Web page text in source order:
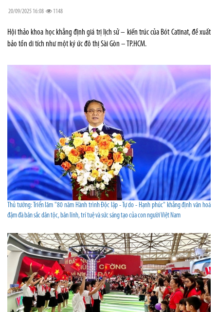
20/09/2025 16:08 1148
Hội thảo khoa học khẳng định giá trị lịch sử – kiến trúc của Bót Catinat, đề xuất
bảo tồn di tích như một ký ức đô thị Sài Gòn – TP.HCM.
Thủ tướng: Triển lãm "80 năm Hành trình Độc lập - Tự do - Hạnh phúc" khẳng định văn hoá
đậm đà bản sắc dân tộc, bản lĩnh, trí tuệ và sức sáng tạo của con người Việt Nam